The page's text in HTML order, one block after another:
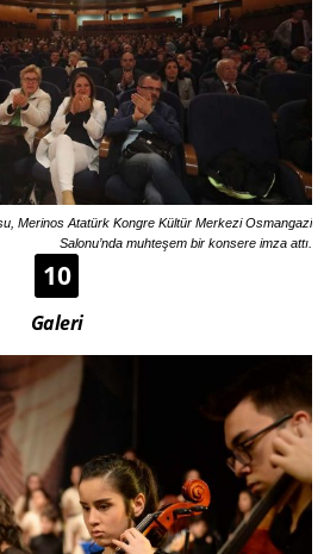
Merinos Atatürk Kongre Kültür Merkezi Osmangazi
Salonu’nda muhteşem bir konsere imza attı.
10
Galeri